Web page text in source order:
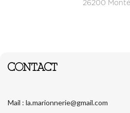
26200
CONTACT
Mail : la.marionnerie@gmail.com